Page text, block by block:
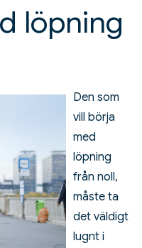
löpning
Den som
vill börja
med
löpning
från noll,
måste ta
det väldigt
lugnt i